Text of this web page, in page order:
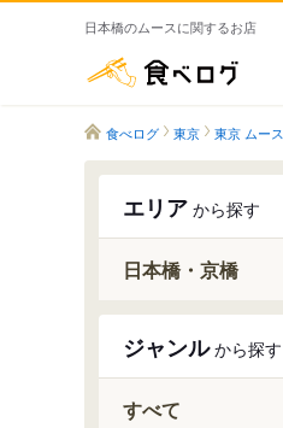
日本橋のムースに関するお店
食べログ 東京 東京 ムース
エリア から探す
日本橋・京橋
ジャンルから探す
すべて